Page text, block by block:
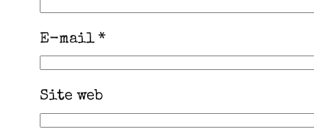
E-mail*
Site web